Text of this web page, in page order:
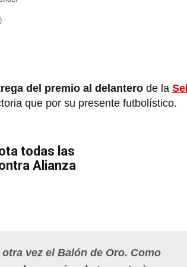
del premio al delantero de la
que por su presente futbolístico.
todas las
Alianza
vez el Balón de Oro. Como